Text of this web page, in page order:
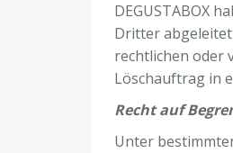
DEGUSTABOX
Dritter
rechtlichen oder
Löschauftrag in
Recht auf
Unter